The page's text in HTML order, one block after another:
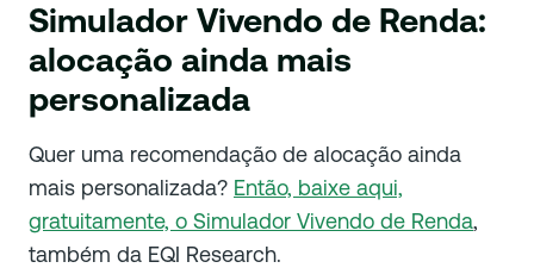
Simulador Vivendo de Renda:
alocação ainda mais
personalizada
Quer uma recomendação de alocação ainda
mais personalizada? Então, baixe aqui,
gratuitamente, o Simulador Vivendo de Renda,
também da EQI Research.